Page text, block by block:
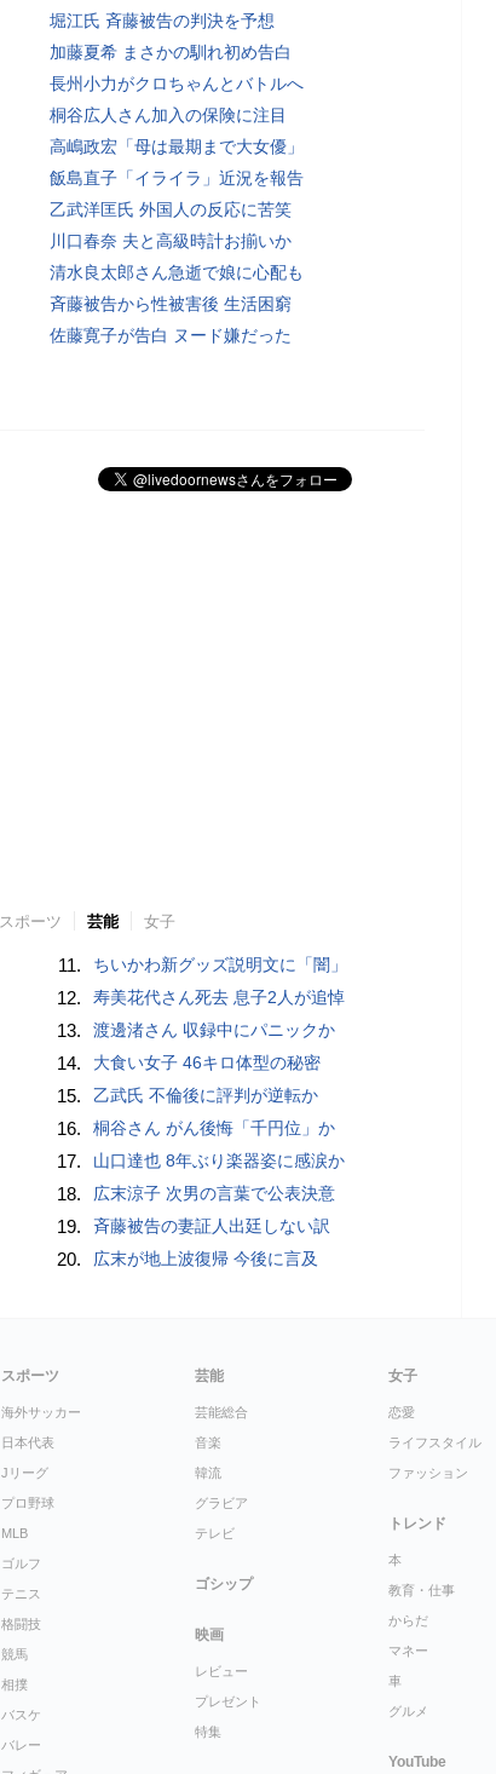
堀江氏 斉藤被告の判決を予想
加藤夏希 まさかの馴れ初め告白
長州小力がクロちゃんとバトルへ
桐谷広人さん加入の保険に注目
高嶋政宏「母は最期まで大女優」
飯島直子「イライラ」近況を報告
乙武洋匡氏 外国人の反応に苦笑
川口春奈 夫と高級時計お揃いか
清水良太郎さん急逝で娘に心配も
斉藤被告から性被害後 生活困窮
佐藤寛子が告白 ヌード嫌だった
スポーツ 芸能 女子
11. ちいかわ新グッズ説明文に「闇」
12. 寿美花代さん死去 息子2人が追悼
13. 渡邊渚さん 収録中にパニックか
14. 大食い女子 46キロ体型の秘密
15. 乙武氏 不倫後に評判が逆転か
16. 桐谷さん がん後悔「千円位」か
17. 山口達也 8年ぶり楽器姿に感涙か
18. 広末涼子 次男の言葉で公表決意
19. 斉藤被告の妻証人出廷しない訳
20. 広末が地上波復帰 今後に言及
スポーツ
海外サッカー
日本代表
Jリーグ
プロ野球
MLB
ゴルフ
テニス
格闘技
競馬
相撲
バスケ
バレー
芸能
芸能総合
音楽
韓流
グラビア
テレビ
ゴシップ
映画
レビュー
プレゼント
特集
女子
恋愛
ライフスタイル
ファッション
トレンド
本
教育・仕事
からだ
マネー
車
グルメ
YouTube